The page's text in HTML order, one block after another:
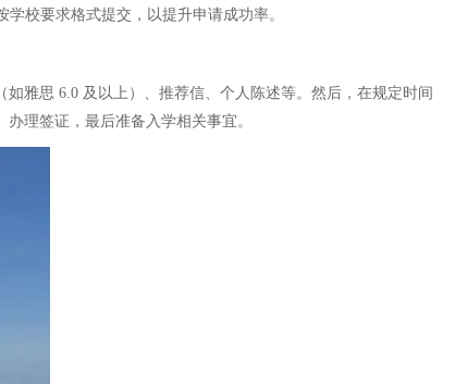
校要求格式提交，以提升申请成功率。
雅思 6.0 及以上）、推荐信、个人陈述等。然后，在规定时间
理签证，最后准备入学相关事宜。